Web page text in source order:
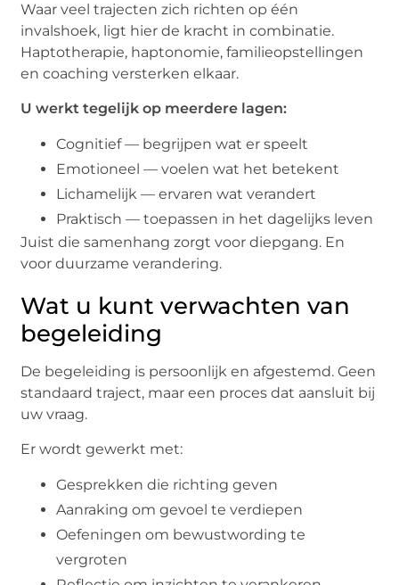
Waar veel trajecten zich richten op één
invalshoek, ligt hier de kracht in combinatie.
Haptotherapie, haptonomie, familieopstellingen
en coaching versterken elkaar.
U werkt tegelijk op meerdere lagen:
Cognitief — begrijpen wat er speelt
Emotioneel — voelen wat het betekent
Lichamelijk — ervaren wat verandert
Praktisch — toepassen in het dagelijks leven
Juist die samenhang zorgt voor diepgang. En
voor duurzame verandering.
Wat u kunt verwachten van
begeleiding
De begeleiding is persoonlijk en afgestemd. Geen
standaard traject, maar een proces dat aansluit bij
uw vraag.
Er wordt gewerkt met:
Gesprekken die richting geven
Aanraking om gevoel te verdiepen
Oefeningen om bewustwording te
vergroten